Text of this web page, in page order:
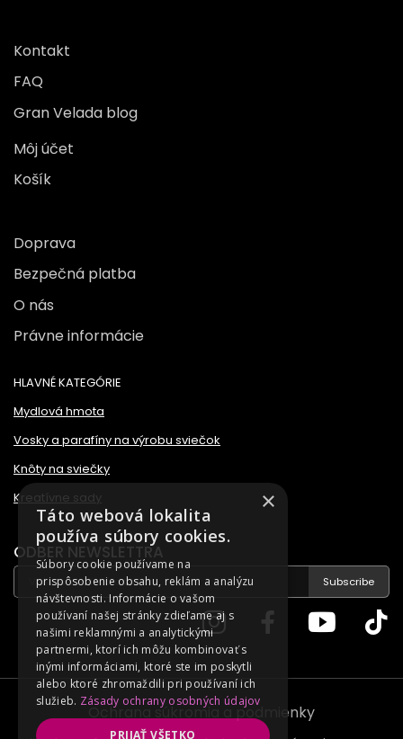
Kontakt
FAQ
Gran Velada blog
Môj účet
Košík
Doprava
Bezpečná platba
O nás
Právne informácie
HLAVNÉ KATEGÓRIE
Mydlová hmota
Vosky a parafíny na výrobu sviečok
Knôty na sviečky
Kreatívne sady
ODBER NEWSLETTRA
Subscribe
Ochrana súkromia a podmienky
×
Táto webová lokalita
používa súbory cookies.
Súbory cookie používame na
prispôsobenie obsahu, reklám a analýzu
návštevnosti. Informácie o vašom
používaní našej stránky zdieľame aj s
našimi reklamnými a analytickými
partnermi, ktorí ich môžu kombinovať s
inými informáciami, ktoré ste im poskytli
alebo ktoré zhromaždili pri používaní ich
služieb. Zásady ochrany osobných údajov
PRIJAŤ VŠETKO